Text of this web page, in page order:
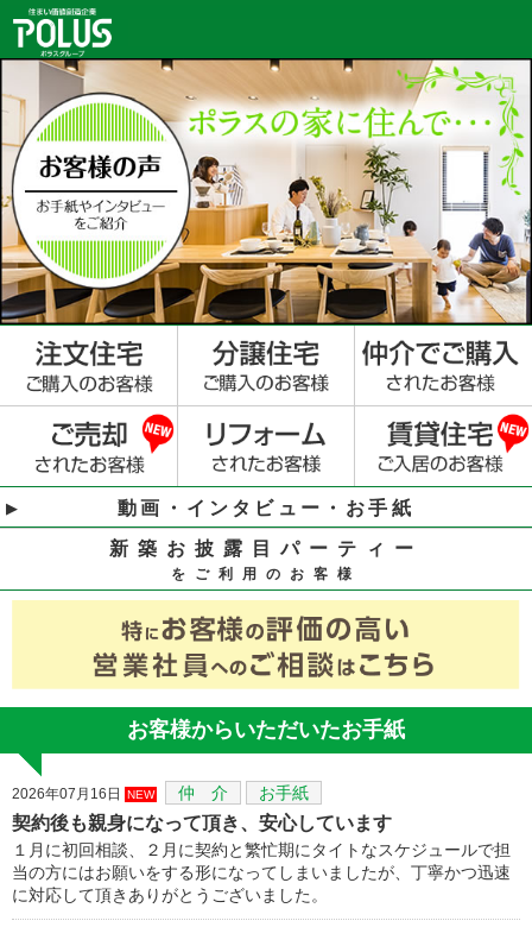
動画・インタビュー・お手紙
新築お披露目パーティー
をご利用のお客様
お客様からいただいたお手紙
2026年07月16日 NEW 仲 介 お手紙
契約後も親身になって頂き、安心しています
１月に初回相談、２月に契約と繁忙期にタイトなスケジュールで担
当の方にはお願いをする形になってしまいましたが、丁寧かつ迅速
に対応して頂きありがとうございました。